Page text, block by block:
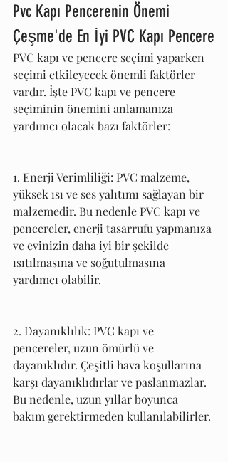
Pvc Kapı Pencerenin Önemi
Çeşme'de En İyi PVC Kapı Pencere
PVC kapı ve pencere seçimi yaparken
seçimi etkileyecek önemli faktörler
vardır. İşte PVC kapı ve pencere
seçiminin önemini anlamanıza
yardımcı olacak bazı faktörler:
1. Enerji Verimliliği: PVC malzeme,
yüksek ısı ve ses yalıtımı sağlayan bir
malzemedir. Bu nedenle PVC kapı ve
pencereler, enerji tasarrufu yapmanıza
ve evinizin daha iyi bir şekilde
ısıtılmasına ve soğutulmasına
yardımcı olabilir.
2. Dayanıklılık: PVC kapı ve
pencereler, uzun ömürlü ve
dayanıklıdır. Çeşitli hava koşullarına
karşı dayanıklıdırlar ve paslanmazlar.
Bu nedenle, uzun yıllar boyunca
bakım gerektirmeden kullanılabilirler.